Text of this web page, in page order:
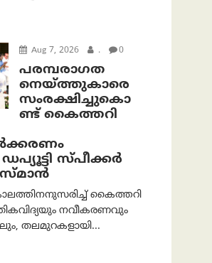
Aug 7, 2026 . 0
പരമ്പരാഗത
നെയ്ത്തുകാരെ
സംരക്ഷിച്ചുകൊ
ണ്ട് കൈത്തറി
സ്പീക്കർ
കൈത്തറി
നവീകരണവും
തലമുറകളായി...